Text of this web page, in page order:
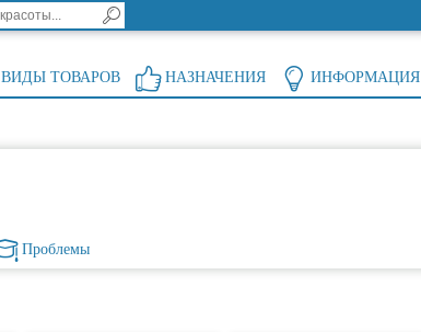
ВИДЫ ТОВАРОВ НАЗНАЧЕНИЯ ИНФОРМАЦИЯ
Проблемы